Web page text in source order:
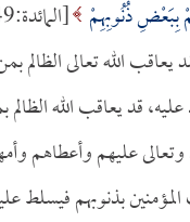
بِبَعْضِ ذُنُوبِهِمْ [المائدة:49] وليس بكلها فقال الله:
فقد يعاقب الله تعالى
قد يعاقب الله
وتعالى عليهم وأعطاهم
بذنوبهم فيسلط